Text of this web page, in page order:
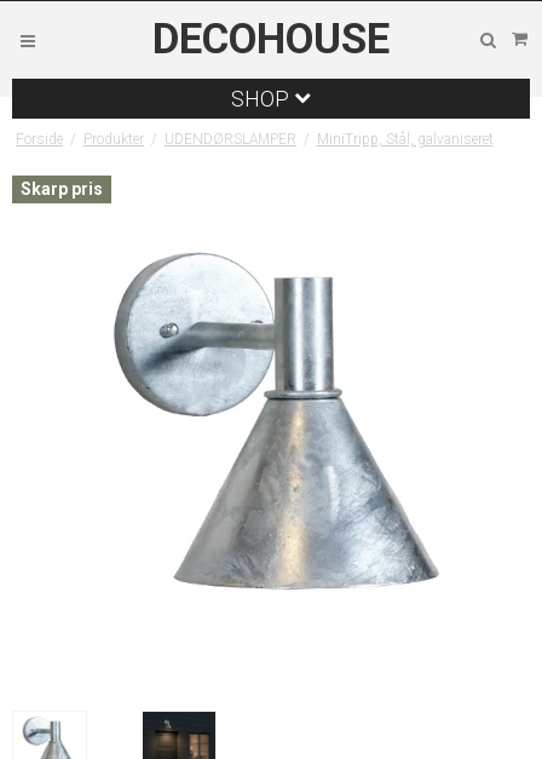
DECOHOUSE
SHOP
Forside / Produkter / UDENDØRSLAMPER / MiniTripp, Stål, galvaniseret
Skarp pris